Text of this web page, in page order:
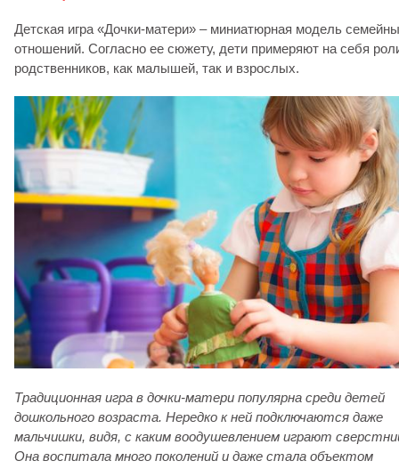
Детская игра «Дочки-матери» – миниатюрная модель
отношений. Согласно ее сюжету, дети примеряют на себя
родственников, как малышей, так и взрослых.
Традиционная игра в дочки-матери популярна среди детей
дошкольного возраста. Нередко к ней подключаются даже
мальчишки, видя, с каким воодушевлением играют
Она воспитала много поколений и даже стала объектом